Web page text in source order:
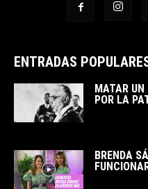
ENTRADAS
MATAR UN
POR LA
BRENDA